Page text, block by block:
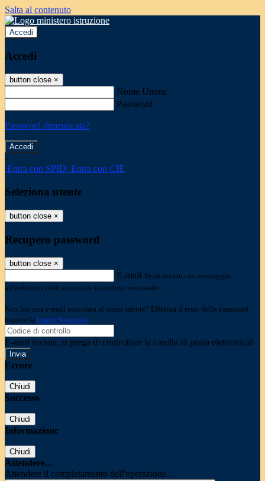
Salta al contenuto
Accedi
Accedi
button close ×
Nome Utente
Password
Password dimenticata?
-
Entra con SPID Entra con CIE
Seleziona utente
button close ×
Recupero password
button close ×
E-mail Verrà inviato un messaggio
all'indirizzo indicato con le istruzioni necessarie.
Non hai una e-mail associata al nome utente? Effettua il reset della password
tramite la Login Spaggiari
E-mail inviata, si prega di controllare la casella di posta elettronica!
Errore
Chiudi
Successo
Chiudi
Informazione
Chiudi
Attendere...
Attendere il completamento dell'operazione...